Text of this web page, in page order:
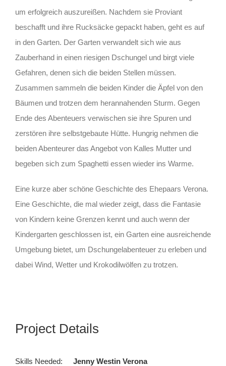
um erfolgreich auszureißen. Nachdem sie Proviant
beschafft und ihre Rucksäcke gepackt haben, geht es auf
in den Garten. Der Garten verwandelt sich wie aus
Zauberhand in einen riesigen Dschungel und birgt viele
Gefahren, denen sich die beiden Stellen müssen.
Zusammen sammeln die beiden Kinder die Äpfel von den
Bäumen und trotzen dem herannahenden Sturm. Gegen
Ende des Abenteuers verwischen sie ihre Spuren und
zerstören ihre selbstgebaute Hütte. Hungrig nehmen die
beiden Abenteurer das Angebot von Kalles Mutter und
begeben sich zum Spaghetti essen wieder ins Warme.
Eine kurze aber schöne Geschichte des Ehepaars Verona.
Eine Geschichte, die mal wieder zeigt, dass die Fantasie
von Kindern keine Grenzen kennt und auch wenn der
Kindergarten geschlossen ist, ein Garten eine ausreichende
Umgebung bietet, um Dschungelabenteuer zu erleben und
dabei Wind, Wetter und Krokodilwölfen zu trotzen.
Project Details
Skills Needed:
Jenny Westin Verona